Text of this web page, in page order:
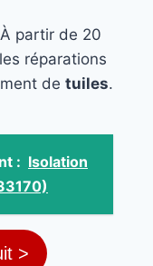
partir de 20
réparations
de tuiles.
: Isolation
>